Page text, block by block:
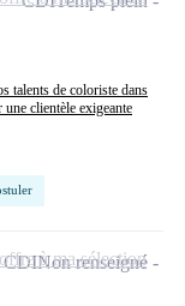
talents de coloriste dans
clientèle exigeante
CDINon renseigné
à ma sélection